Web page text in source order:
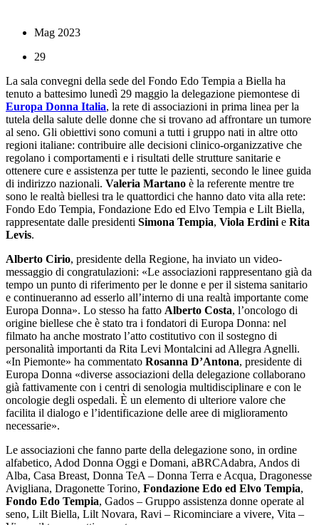
Mag 2023
29
La sala convegni della sede del Fondo Edo Tempia a Biella ha
tenuto a battesimo lunedì 29 maggio la delegazione piemontese di
Europa Donna Italia, la rete di associazioni in prima linea per la
tutela della salute delle donne che si trovano ad affrontare un tumore
al seno. Gli obiettivi sono comuni a tutti i gruppo nati in altre otto
regioni italiane: contribuire alle decisioni clinico-organizzative che
regolano i comportamenti e i risultati delle strutture sanitarie e
ottenere cure e assistenza per tutte le pazienti, secondo le linee guida
di indirizzo nazionali. Valeria Martano è la referente mentre tre
sono le realtà biellesi tra le quattordici che hanno dato vita alla rete:
Fondo Edo Tempia, Fondazione Edo ed Elvo Tempia e Lilt Biella,
rappresentate dalle presidenti Simona Tempia, Viola Erdini e Rita
Levis.
Alberto Cirio, presidente della Regione, ha inviato un video-
messaggio di congratulazioni: «Le associazioni rappresentano già da
tempo un punto di riferimento per le donne e per il sistema sanitario
e continueranno ad esserlo all’interno di una realtà importante come
Europa Donna». Lo stesso ha fatto Alberto Costa, l’oncologo di
origine biellese che è stato tra i fondatori di Europa Donna: nel
filmato ha anche mostrato l’atto costitutivo con il sostegno di
personalità importanti da Rita Levi Montalcini ad Allegra Agnelli.
«In Piemonte» ha commentato Rosanna D’Antona, presidente di
Europa Donna «diverse associazioni della delegazione collaborano
già fattivamente con i centri di senologia multidisciplinare e con le
oncologie degli ospedali. È un elemento di ulteriore valore che
facilita il dialogo e l’identificazione delle aree di miglioramento
necessarie».
Le associazioni che fanno parte della delegazione sono, in ordine
alfabetico, Adod Donna Oggi e Domani, aBRCAdabra, Andos di
Alba, Casa Breast, Donna TeA – Donna Terra e Acqua, Dragonesse
Avigliana, Dragonette Torino, Fondazione Edo ed Elvo Tempia,
Fondo Edo Tempia, Gados – Gruppo assistenza donne operate al
seno, Lilt Biella, Lilt Novara, Ravi – Ricominciare a vivere, Vita –